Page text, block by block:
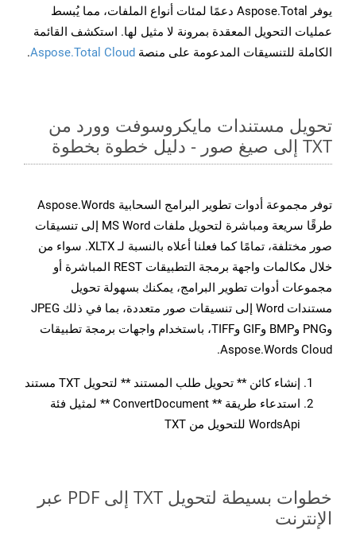
يوفر Aspose.Total دعمًا لمئات أنواع الملفات، مما يُبسط
عمليات التحويل المعقدة بمرونة لا مثيل لها. استكشف القائمة
الكاملة للتنسيقات المدعومة على منصة Aspose.Total Cloud
.
تحويل مستندات مايكروسوفت وورد من
TXT إلى صيغ صور - دليل خطوة بخطوة
توفر مجموعة أدوات تطوير البرامج السحابية Aspose.Words
طرقًا سريعة ومباشرة لتحويل ملفات MS Word إلى تنسيقات
صور مختلفة، تمامًا كما فعلنا أعلاه بالنسبة لـ XLTX. سواء من
خلال مكالمات واجهة برمجة التطبيقات REST المباشرة أو
مجموعات أدوات تطوير البرامج، يمكنك بسهولة تحويل
مستندات Word إلى تنسيقات صور متعددة، بما في ذلك JPEG
وPNG وBMP وGIF وTIFF، باستخدام واجهات برمجة تطبيقات
Aspose.Words Cloud.
إنشاء كائن ** تحويل طلب المستند ** لتحويل TXT مستند
استدعاء طريقة ** ConvertDocument ** لمثيل فئة
WordsApi للتحويل من TXT
خطوات بسيطة لتحويل TXT إلى PDF عبر
الإنترنت